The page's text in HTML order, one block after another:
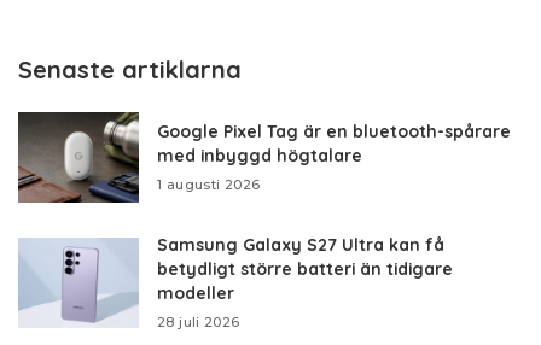
Senaste artiklarna
Google Pixel Tag är en bluetooth-spårare
med inbyggd högtalare
1 augusti 2026
Samsung Galaxy S27 Ultra kan få
betydligt större batteri än tidigare
modeller
28 juli 2026